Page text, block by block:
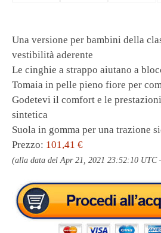
Una versione per bambini della
vestibilità aderente
Le cinghie a strappo aiutano a
Tomaia in pelle pieno fiore per
Godetevi il comfort e le
sintetica
Suola in gomma per una trazione
Prezzo: 101,41 €
(alla data del Apr 21, 2021 23:52:10 UTC